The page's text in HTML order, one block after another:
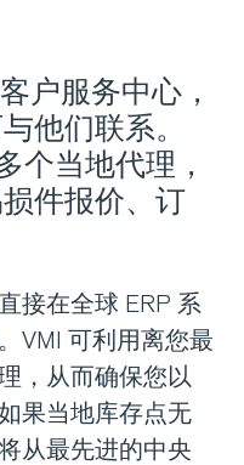
户服务中心，
他们联系。
个当地代理，
件报价、订
接在全球 ERP 系
VMI 可利用离您最
，从而确保您以
果当地库存点无
从最先进的中央